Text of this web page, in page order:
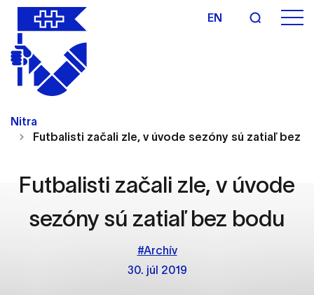
EN
Nitra
Futbalisti začali zle, v úvode sezóny sú zatiaľ bez
Futbalisti začali zle, v úvode
sezóny sú zatiaľ bez bodu
30. júl 2019
#Archív
Nastavenie cookies
stránky môžu ukladať informácie o vašej aktivite a
preferenciách. Používajú sa napríklad k tomu, aby
okne.
Vyberte úroveň cookies, ktorú chcete povoliť
Technické súbory cookie sú pre prevádzku